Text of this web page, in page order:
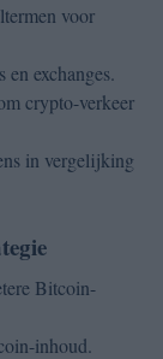
voor
exchanges.
crypto-verkeer
in vergelijking
Bitcoin-
inhoud.